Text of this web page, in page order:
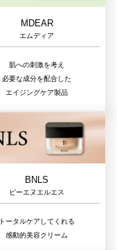
MDEAR
エムディア
肌への刺激を考え
必要な成分を配合した
エイジングケア製品
BNLS
ビーエヌエルエス
トータルケアしてくれる
感動的美容クリーム